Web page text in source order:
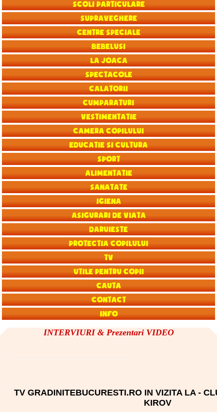
Scoli particulare
Supraveghere
Centre speciale
Bebelusi
La joaca
Spectacole
Calatorii
Cumparaturi
Vestimentatie
Camera copilului
Educatie si Cultura
Sport
Alimentatie
Sanatate
Igiena
Asigurari de viata
Daruieste
Protectia copilului
TV
Utile pentru copii
Cauta
Contact
Info
INTERVIURI & Prezentari VIDEO
TV GRADINITEBUCURESTI.RO IN VIZITA LA -
KIROV